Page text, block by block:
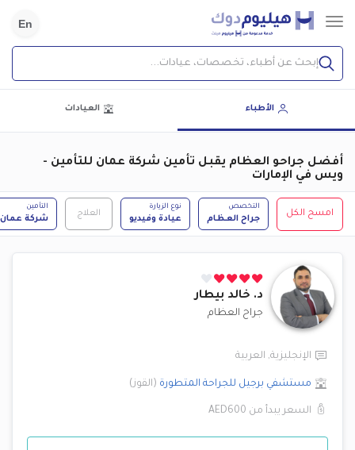
En
إبحث عن أطباء، تخصصات، عيادات...
الأطباء العيادات
أفضل جراحو العظام يقبل تأمين شركة عمان للتأمين -
ويس في الإمارات
امسح الكل
التخصص
جراح العظام
نوع الزيارة
عيادة وفيديو
العلاج
التأمين
شركة عمان
د. خالد بيطار
جراح العظام
الإنجليزية, العربية
مستشفي برجيل للجراحة المتطورة (القوز)
السعر يبدأ من AED600